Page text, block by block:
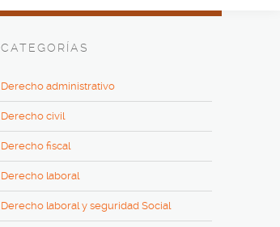
CATEGORÍAS
Derecho administrativo
Derecho civil
Derecho fiscal
Derecho laboral
Derecho laboral y seguridad Social